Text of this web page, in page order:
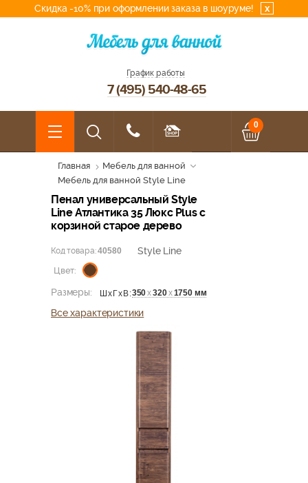
Скидка -10% при оформлении заказа в шоуруме! x
График работы
7 (495) 540-48-65
0
Главная
Мебель для ванной
Мебель для ванной Style Line
Пенал универсальный Style
Line Атлантика 35 Люкс Plus с
корзиной старое дерево
Код товара: 40580 Style Line
Цвет:
Размеры: ШхГхВ:350х320х1750 мм
Все характеристики